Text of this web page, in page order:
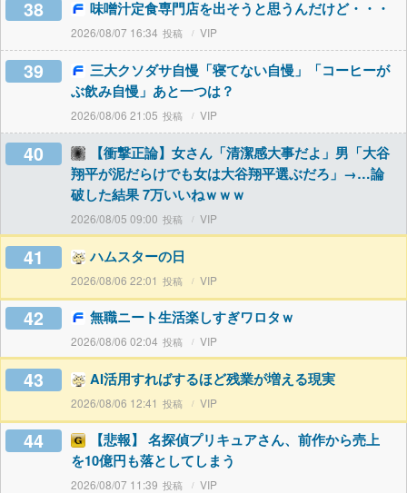
38 味噌汁定食専門店を出そうと思うんだけど・・・
2026/08/07 16:34 VIP
39
三大クソダサ自慢「寝てない自慢」「コーヒーが
ぶ飲み自慢」あと一つは？
2026/08/06 21:05 VIP
40
【衝撃正論】女さん「清潔感大事だよ」男「大谷
翔平が泥だらけでも女は大谷翔平選ぶだろ」→…論
破した結果 7万いいねｗｗｗ
2026/08/05 09:00 VIP
41 ハムスターの日
2026/08/06 22:01 VIP
42 無職ニート生活楽しすぎワロタｗ
2026/08/06 02:04 VIP
43 AI活用すればするほど残業が増える現実
2026/08/06 12:41 VIP
44
【悲報】 名探偵プリキュアさん、前作から売上
を10億円も落としてしまう
2026/08/07 11:39 VIP